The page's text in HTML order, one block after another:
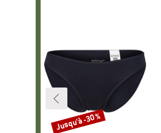
Remise
Jusqu'à -30 %